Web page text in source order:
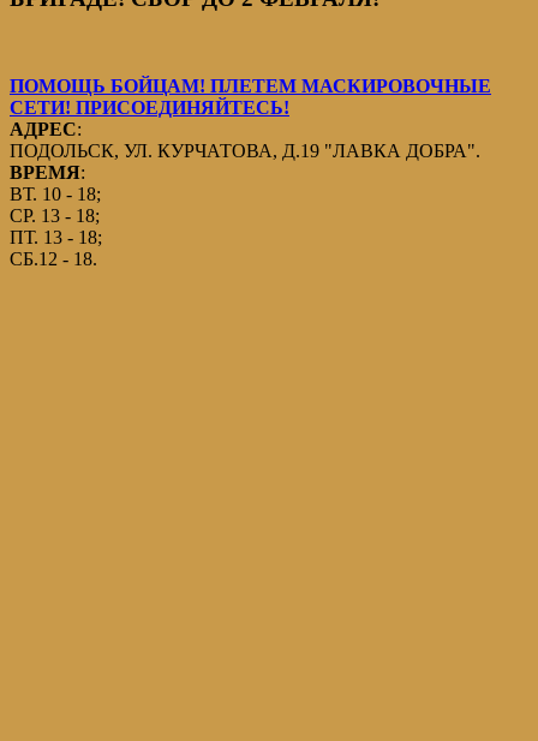
ПОМОЩЬ БОЙЦАМ! ПЛЕТЕМ МАСКИРОВОЧНЫЕ
СЕТИ! ПРИСОЕДИНЯЙТЕСЬ!
АДРЕС:
ПОДОЛЬСК, УЛ. КУРЧАТОВА, Д.19 "ЛАВКА ДОБРА".
ВРЕМЯ:
ВТ. 10 - 18;
СР. 13 - 18;
ПТ. 13 - 18;
СБ.12 - 18.